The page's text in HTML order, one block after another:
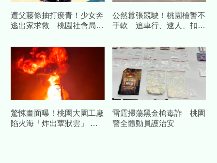
遭父藤條抽打瘀青！少女奔
逃出家求救 桃園社會局出
公然囂張競駛！桃園檢警不
手軟 追車行、逮人、扣
萬
驚悚畫面曝！桃園大園工廠
陷火海「炸出蕈狀雲」 男
雷霆掃蕩黑金槍毒詐 桃園
警全體動員護治安